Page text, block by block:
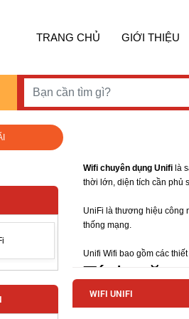
TRANG CHỦ GIỚI THIỆU
Wifi chuyên dụng Unifi là
thời lớn, diện tích cần phủ
UniFi là thương hiệu công
thống mạng.
Unifi Wifi bao gồm các
Tính
WIFI UNIFI